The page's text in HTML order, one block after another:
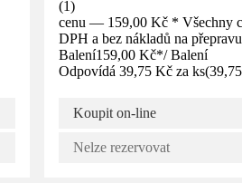
(1)
cenu — 159,00 Kč * Všechny
DPH a bez nákladů na
Balení159,00 Kč*/ Balení
Odpovídá 39,75 Kč za ks(
Koupit on-line
Nelze rezervovat